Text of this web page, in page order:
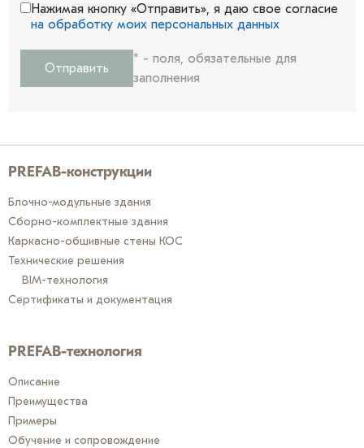
Нажимая кнопку «Отправить», я даю свое согласие
на обработку моих персональных данных
Отправить
* - поля, обязательные для
заполнения
PREFAB-конструкции
Блочно-модульные здания
Сборно-комплектные здания
Каркасно-обшивные стены КОС
Технические решения
BIM-технология
Сертификаты и документация
PREFAB-технология
Описание
Преимущества
Примеры
Обучение и сопровождение